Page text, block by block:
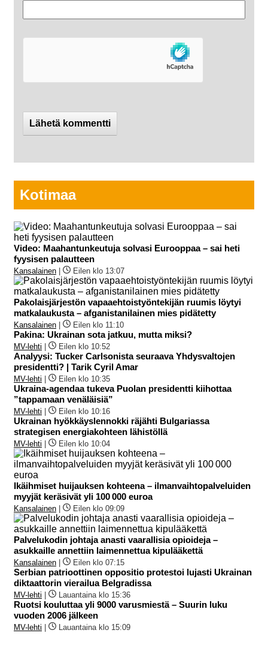
Kotimaa
Video: Maahantunkeutuja solvasi Eurooppaa – sai heti
fyysisen palautteen
Kansalainen | Eilen klo 13:07
Pakolaisjärjestön vapaaehtoistyöntekijän ruumis löytyi
matkalaukusta – afganistanilainen mies pidätetty
Kansalainen | Eilen klo 11:10
Pakina: Ukrainan sota jatkuu, mutta miksi?
MV-lehti | Eilen klo 10:52
Analyysi: Tucker Carlsonista seuraava Yhdysvaltojen
presidentti? | Tarik Cyril Amar
MV-lehti | Eilen klo 10:35
Ukraina-agendaa tukeva Puolan presidentti kiihottaa
”tappamaan venäläisiä”
MV-lehti | Eilen klo 10:16
Ukrainan hyökkäyslennokki räjähti Bulgariassa
strategisen energiakohteen lähistöllä
MV-lehti | Eilen klo 10:04
Ikäihmiset huijauksen kohteena – ilmanvaihtopalveluiden
myyjät keräsivät yli 100 000 euroa
Kansalainen | Eilen klo 09:09
Palvelukodin johtaja anasti vaarallisia opioideja –
asukkaille annettiin laimennettua kipulääkettä
Kansalainen | Eilen klo 07:15
Serbian patrioottinen oppositio protestoi lujasti Ukrainan
diktaattorin vierailua Belgradissa
MV-lehti | Lauantaina klo 15:36
Ruotsi kouluttaa yli 9000 varusmiestä – Suurin luku
vuoden 2006 jälkeen
MV-lehti | Lauantaina klo 15:09